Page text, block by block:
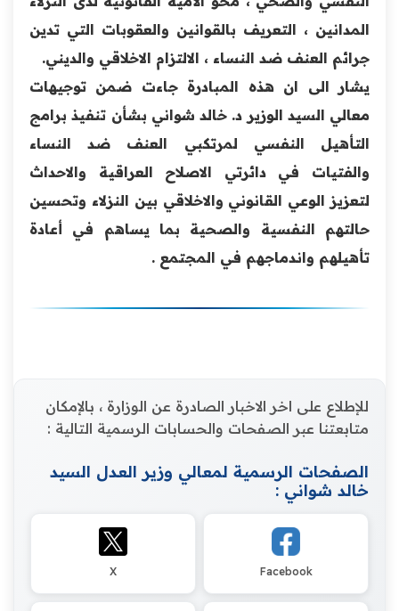
المدانين ، التعريف بالقوانين والعقوبات التي تدين
جرائم العنف ضد النساء ، الالتزام الاخلاقي والديني.
يشار الى ان هذه المبادرة جاءت ضمن توجيهات
معالي السيد الوزير د. خالد شواني بشأن تنفيذ برامج
التأهيل النفسي لمرتكبي العنف ضد النساء
والفتيات في دائرتي الاصلاح العراقية والاحداث
لتعزيز الوعي القانوني والاخلاقي بين النزلاء وتحسين
حالتهم النفسية والصحية بما يساهم في أعادة
تأهيلهم واندماجهم في المجتمع .
للإطلاع على اخر الاخبار الصادرة عن الوزارة ، بالإمكان
متابعتنا عبر الصفحات والحسابات الرسمية التالية :
الصفحات الرسمية لمعالي وزير العدل السيد
خالد شواني :
Facebook
X